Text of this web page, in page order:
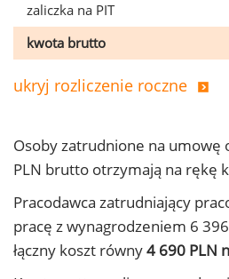
zaliczka na PIT
kwota brutto
ukryj rozliczenie roczne
Osoby zatrudnione na umowę
PLN brutto otrzymają na rękę
Pracodawca zatrudniający
pracę z wynagrodzeniem 6
łączny koszt równy4 690 PLN